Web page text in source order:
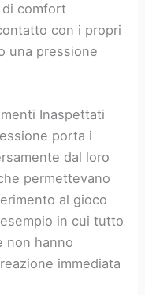
di comfort
con i propri
una pressione
Inaspettati
porta i
dal loro
permettevano
al gioco
in cui tutto
non hanno
immediata